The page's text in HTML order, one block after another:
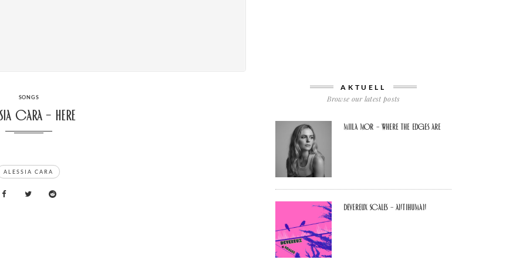
CATEGORIES
SONGS
Cara – Here
ALESSIA CARA
AKTUELL
Browse our latest posts
Miila Mor – Where The Edges Are
Devereux Scales – Antihuman